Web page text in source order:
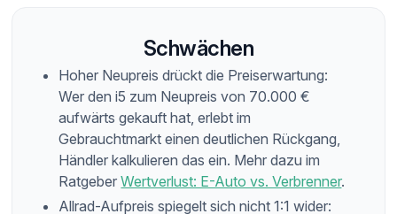
Schwächen
Hoher Neupreis drückt die Preiserwartung:
Wer den i5 zum Neupreis von 70.000 €
aufwärts gekauft hat, erlebt im
Gebrauchtmarkt einen deutlichen Rückgang,
Händler kalkulieren das ein. Mehr dazu im
RatgeberWertverlust: E-Auto vs. Verbrenner.
Allrad-Aufpreis spiegelt sich nicht 1:1 wider: